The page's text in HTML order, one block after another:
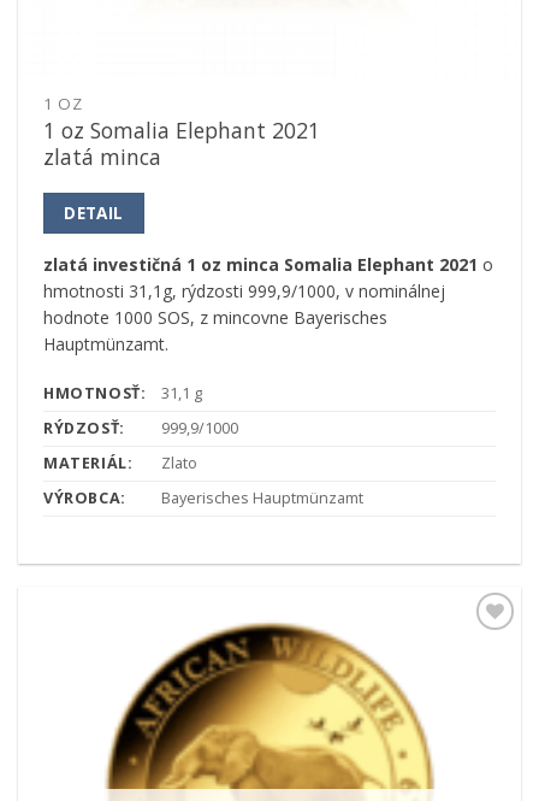
1 OZ
1 oz Somalia Elephant 2021
zlatá minca
DETAIL
zlatá investičná 1 oz minca Somalia Elephant 2021 o
hmotnosti 31,1g, rýdzosti 999,9/1000, v nominálnej
hodnote 1000 SOS, z mincovne Bayerisches
Hauptmünzamt.
HMOTNOSŤ:
31,1 g
RÝDZOSŤ:
999,9/1000
MATERIÁL:
Zlato
VÝROBCA:
Bayerisches Hauptmünzamt